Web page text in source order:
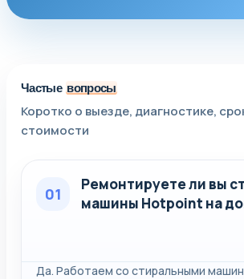
Частые вопросы
Коротко о выезде, диагностике,
стоимости
01
Ремонтируете ли вы
машины Hotpoint на
Да. Работаем со стиральными